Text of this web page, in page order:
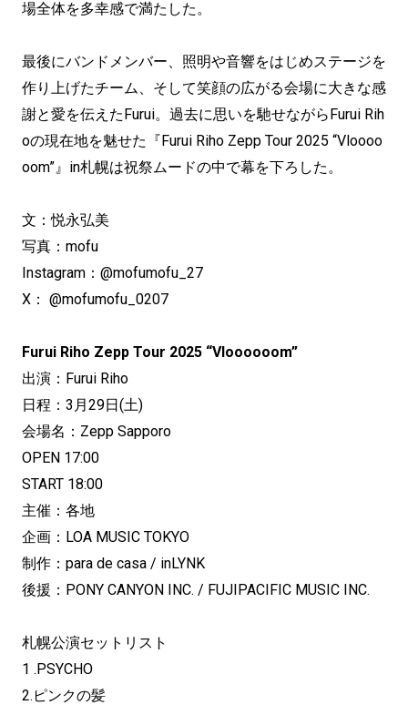
場全体を多幸感で満たした。
最後にバンドメンバー、照明や音響をはじめステージを
作り上げたチーム、そして笑顔の広がる会場に大きな感
謝と愛を伝えたFurui。過去に思いを馳せながらFurui Rih
oの現在地を魅せた『Furui Riho Zepp Tour 2025 “Vloooo
oom”』in札幌は祝祭ムードの中で幕を下ろした。
文：悦永弘美
写真：mofu
Instagram：@mofumofu_27
X： @mofumofu_0207
Furui Riho Zepp Tour 2025 “Vloooooom”
出演：Furui Riho
日程：3月29日(土)
会場名：Zepp Sapporo
OPEN 17:00
START 18:00
主催：各地
企画：LOA MUSIC TOKYO
制作：para de casa / inLYNK
後援：PONY CANYON INC. / FUJIPACIFIC MUSIC INC.
札幌公演セットリスト
1 .PSYCHO
2.ピンクの髪